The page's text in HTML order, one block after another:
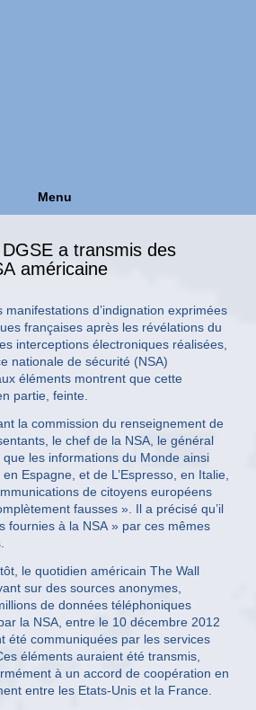
Menu
a transmis des
américaine
d’indignation exprimées
françaises après les révélations du
interceptions électroniques réalisées,
nationale de sécurité (NSA)
éléments montrent que cette
partie, feinte.
la commission du renseignement de
le chef de la NSA, le général
les informations du Monde ainsi
Espagne, et de L’Espresso, en Italie,
de citoyens européens
fausses ». Il a précisé qu’il
fournies à la NSA » par ces mêmes
le quotidien américain The Wall
sur des sources anonymes,
de données téléphoniques
la NSA, entre le 10 décembre 2012
été communiquées par les services
éléments auraient été transmis,
à un accord de coopération en
entre les Etats-Unis et la France.